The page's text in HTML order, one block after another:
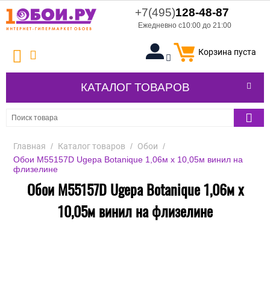
+7(495)128-48-87
Ежедневно с10:00 до 21:00
Корзина пуста
КАТАЛОГ ТОВАРОВ
Главная / Каталог товаров / Обои /
Обои M55157D Ugepa Botanique 1,06м х 10,05м винил на
флизелине
Обои M55157D Ugepa Botanique 1,06м х
10,05м винил на флизелине